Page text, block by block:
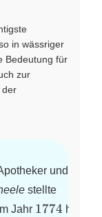
in wässriger
Bedeutung für
zur
der
und
stellte
Jahr 1774
1774 her.